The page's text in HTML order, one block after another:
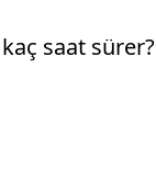
saat sürer?